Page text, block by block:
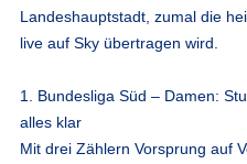
Landeshauptstadt, zumal die
live auf Sky übertragen wird.
1. Bundesliga Süd – Damen:
alles klar
Mit drei Zählern Vorsprung auf